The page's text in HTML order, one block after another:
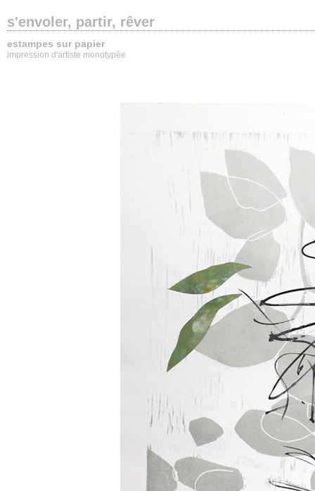
s'envoler, partir, rêver
estampes sur papier
impression d'artiste monotypée